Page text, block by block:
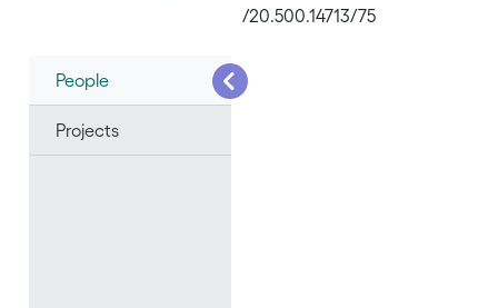
/20.500.14713/75
People
Projects